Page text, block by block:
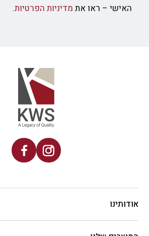
האישי – ראו את מדיניות הפרטיות.
אודותינו